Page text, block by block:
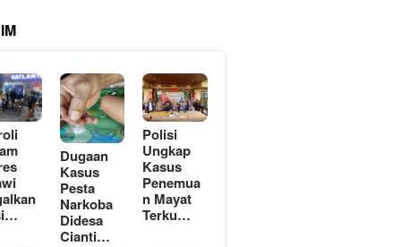
Dugaan
Kasus
Pesta
Narkoba
Didesa
Cianti…
Polisi
Ungkap
Kasus
Penemua
n Mayat
Terku…